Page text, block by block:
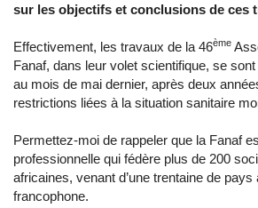
sur les objectifs et conclusions de ces
Effectivement, les travaux de la 46ème
Fanaf, dans leur volet scientifique, se
au mois de mai dernier, après deux
restrictions liées à la situation sanitaire
Permettez-moi de rappeler que la Fanaf
professionnelle qui fédère plus de 200
africaines, venant d’une trentaine de pays
francophone.